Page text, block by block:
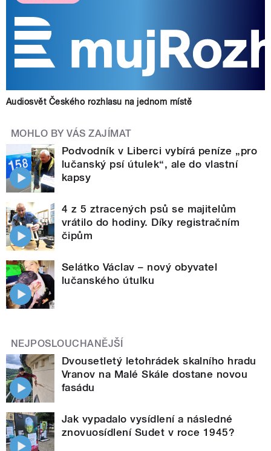
Audiosvět Českého rozhlasu na jednom místě
MOHLO BY VÁS ZAJÍMAT
Podvodník v Liberci vybírá peníze „pro
lučanský psí útulek“, ale do vlastní
kapsy
4 z 5 ztracených psů se majitelům
vrátilo do hodiny. Díky registračním
čipům
Selátko Václav – nový obyvatel
lučanského útulku
NEJPOSLOUCHANĚJŠÍ
Dvousetletý letohrádek skalního hradu
Vranov na Malé Skále dostane novou
fasádu
Jak vypadalo vysídlení a následné
znovuosídlení Sudet v roce 1945?